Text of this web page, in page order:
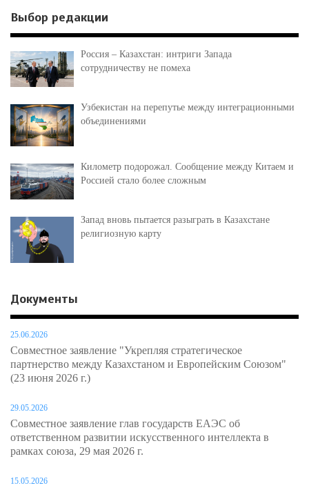
Выбор редакции
Россия – Казахстан: интриги Запада
сотрудничеству не помеха
Узбекистан на перепутье между интеграционными
объединениями
Километр подорожал. Сообщение между Китаем и
Россией стало более сложным
Запад вновь пытается разыграть в Казахстане
религиозную карту
Документы
25.06.2026
Совместное заявление "Укрепляя стратегическое
партнерство между Казахстаном и Европейским Союзом"
(23 июня 2026 г.)
29.05.2026
Совместное заявление глав государств ЕАЭС об
ответственном развитии искусственного интеллекта в
рамках союза, 29 мая 2026 г.
15.05.2026